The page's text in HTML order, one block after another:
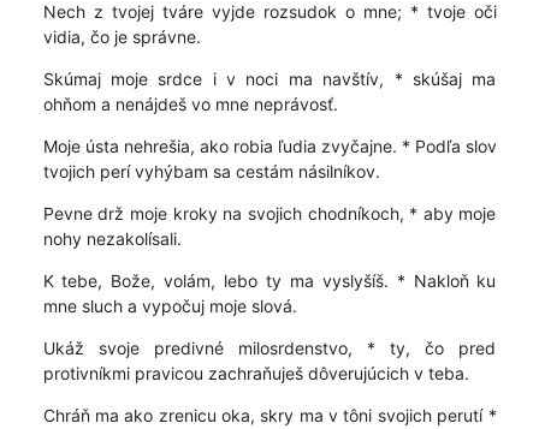
Nech z tvojej tváre vyjde rozsudok o mne; * tvoje oči
vidia, čo je správne.
Skúmaj moje srdce i v noci ma navštív, * skúšaj ma
ohňom a nenájdeš vo mne neprávosť.
Moje ústa nehrešia, ako robia ľudia zvyčajne. * Podľa slov
tvojich perí vyhýbam sa cestám násilníkov.
Pevne drž moje kroky na svojich chodníkoch, * aby moje
nohy nezakolísali.
K tebe, Bože, volám, lebo ty ma vyslyšíš. * Nakloň ku
mne sluch a vypočuj moje slová.
Ukáž svoje predivné milosrdenstvo, * ty, čo pred
protivníkmi pravicou zachraňuješ dôverujúcich v teba.
Chráň ma ako zrenicu oka, skry ma v tôni svojich perutí *